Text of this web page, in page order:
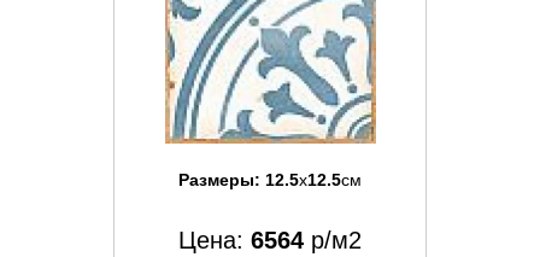
Размеры: 12.5x12.5см
Цена: 6564 р/м2